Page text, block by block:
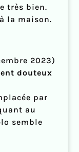
très bien.
la maison.
2023)
douteux
par
au
semble